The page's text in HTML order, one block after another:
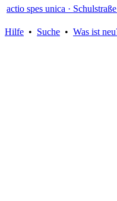
actio spes unica ·
Hilfe • Suche • Was ist